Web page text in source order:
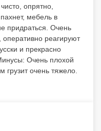
опрятно,
мебель в
придраться. Очень
реагируют
и прекрасно
Очень плохой
грузит очень тяжело.